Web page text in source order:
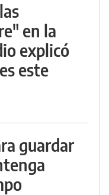
en la
explicó
este
guardar